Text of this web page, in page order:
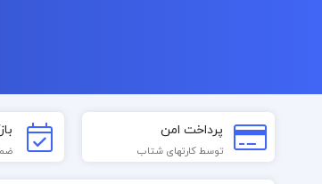
پرداخت امن
توسط کارتهای شتاب